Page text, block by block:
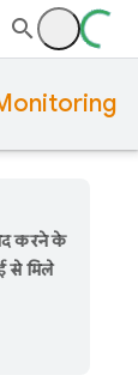
करने के
से मिले